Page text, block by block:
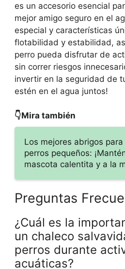
es un accesorio esencial
mejor amigo seguro en el
especial y características
flotabilidad y estabilidad,
perro pueda disfrutar de
sin correr riesgos
invertir en la seguridad de
estén en el agua juntos!
👇Mira también
Los mejores abrigos para
perros pequeños:
mascota calentita y a la
Preguntas
¿Cuál es la
un chaleco
perros durante
acuáticas?